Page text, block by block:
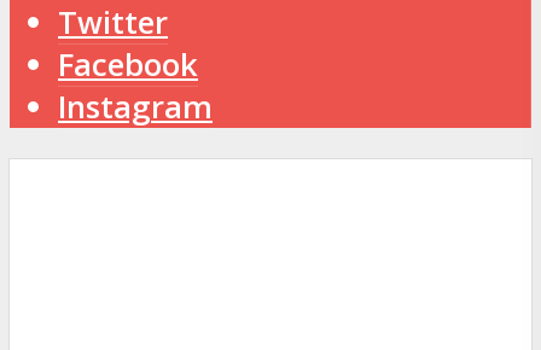
Twitter
Facebook
Instagram